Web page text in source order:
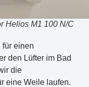
Helios M1 100 N/C
für einen
den Lüfter im Bad
die
eine Weile laufen.